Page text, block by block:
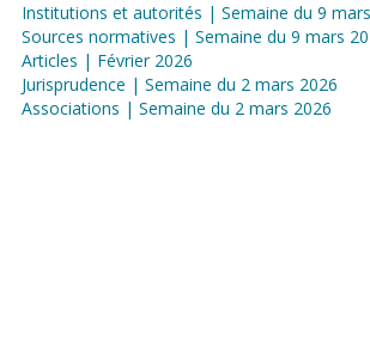
Institutions et autorités | Semaine du 9
Sources normatives | Semaine du 9 mars
Articles | Février 2026
Jurisprudence | Semaine du 2 mars 2026
Associations | Semaine du 2 mars 2026